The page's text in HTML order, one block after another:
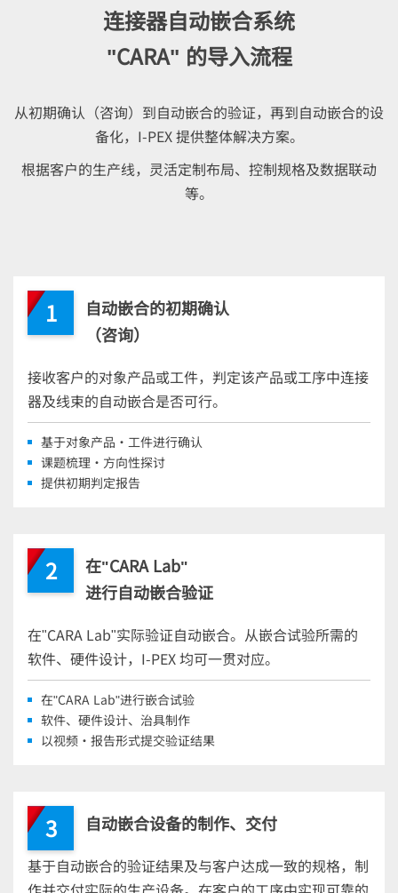
连接器自动嵌合系统
"CARA" 的导入流程
从初期确认（咨询）到自动嵌合的验证，再到自动嵌合的设
备化， I-PEX提供整体解决方案。
根据客户的生产线，灵活定制布局、控制规格及数据联动
等。
1
自动嵌合的初期确认
（咨询）
接收客户的对象产品或工件，判定该产品或工序中连接
器及线束的自动嵌合是否可行。
基于对象产品・工件进行确认
课题梳理・方向性探讨
提供初期判定报告
2
在"CARA Lab"
进行自动嵌合验证
在"CARA Lab"实际验证自动嵌合。从嵌合试验所需的
软件、硬件设计， I-PEX均可一贯对应。
在"CARA Lab"进行嵌合试验
软件、硬件设计、治具制作
以视频・报告形式提交验证结果
3 自动嵌合设备的制作、交付
基于自动嵌合的验证结果及与客户达成一致的规格，制